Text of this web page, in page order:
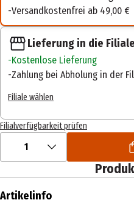
Versandkostenfrei ab 49,00 €
Lieferung in die Filiale
Kostenlose Lieferung
Zahlung bei Abholung in der
Filiale wählen
Filialverfügbarkeit prüfen
1
Artikelinfo